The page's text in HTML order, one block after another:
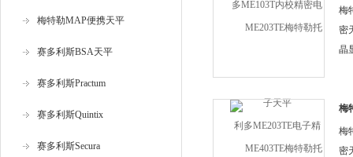
梅特勒MAP便携天平
赛多利斯BSA天平
赛多利斯Practum
赛多利斯Quintix
赛多利斯Secura
彩
精
梅
密
晶
户
摸
梅
精
梅
密